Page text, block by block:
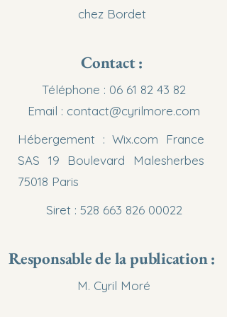
chez Bordet
Contact :
Téléphone : 06 61 82 43 82
Email : contact@cyrilmore.com
Hébergement : Wix.com France
SAS 19 Boulevard Malesherbes
75018 Paris
Siret : 528 663 826 00022
Responsable de la publication :
M. Cyril Moré